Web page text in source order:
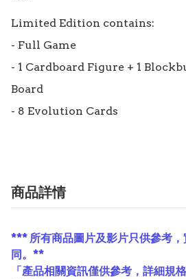
Limited Edition contains:
- Full Game
- 1 Cardboard Figure + 1
Board
- 8 Evolution Cards
商品詳情
*** 所有商品圖片及影片只供參考
同。**
「產品相關資訊僅供參考，詳細規